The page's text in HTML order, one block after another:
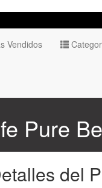
Vendidos
Pure
del